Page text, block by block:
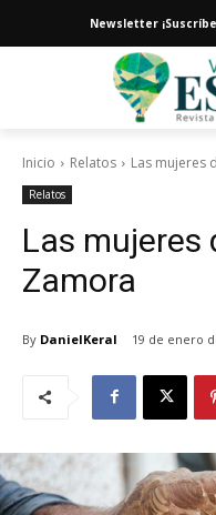
Newsletter
Inicio Relatos Las mujeres
Relatos
Las mujeres
Zamora
By DanielKeral 19 de enero